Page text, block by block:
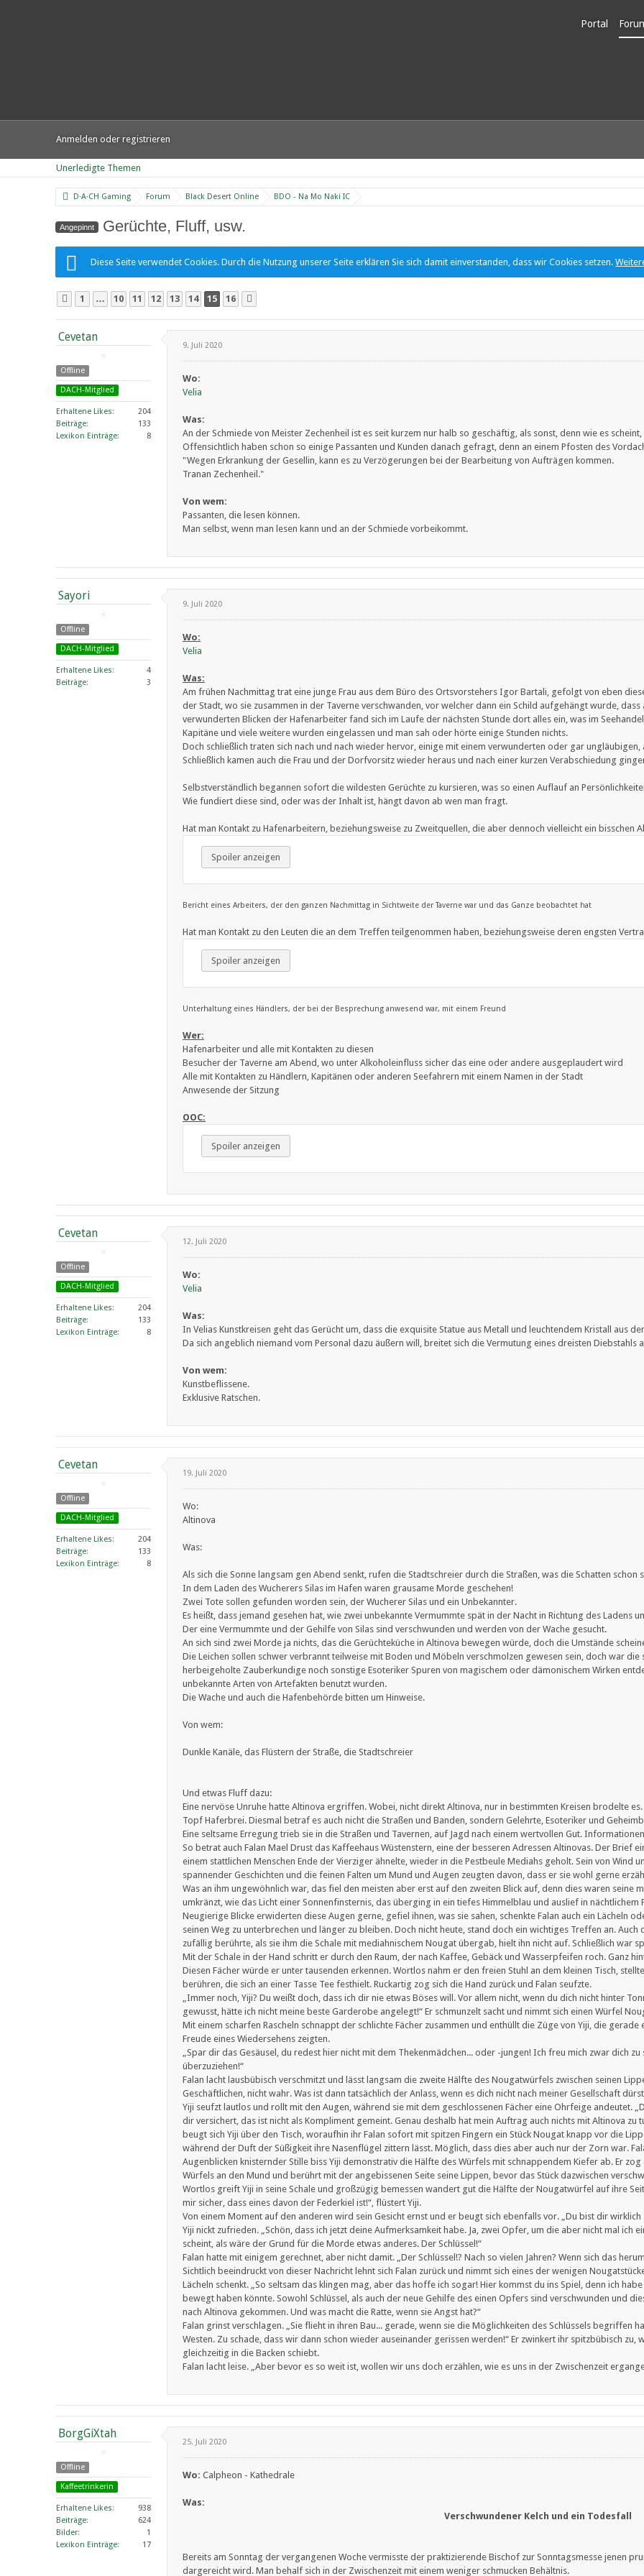
Anmelden oder registrieren
Portal
Unerledigte Themen
D·A·CH Gaming Forum Black Desert Online BDO - Na Mo Naki IC
Angepinnt Gerüchte, Fluff, usw.
Diese Seite verwendet Cookies. Durch die Nutzung unserer Seite erklären Sie sich damit einverstanden, dass wir Cookies setzen.
1 … 10 11 12 13 14 15 16
Cevetan
Offline
DACH-Mitglied
Erhaltene Likes
204
Beiträge
133
Lexikon Einträge
8
9. Juli 2020
Wo:
Velia
Was:
An der Schmiede von Meister Zechenheil ist es seit kurzem nur halb so geschäftig, als sonst, denn wie es
Offensichtlich haben schon so einige Passanten und Kunden danach gefragt, denn an einem Pfosten des
"Wegen Erkrankung der Gesellin, kann es zu Verzögerungen bei der Bearbeitung von Aufträgen kommen.
Tranan Zechenheil."
Von wem:
Passanten, die lesen können.
Man selbst, wenn man lesen kann und an der Schmiede vorbeikommt.
Sayori
Offline
DACH-Mitglied
Erhaltene Likes
4
Beiträge
3
9. Juli 2020
Wo:
Velia
Was:
Am frühen Nachmittag trat eine junge Frau aus dem Büro des Ortsvorstehers Igor Bartali, gefolgt von eben
der Stadt, wo sie zusammen in der Taverne verschwanden, vor welcher dann ein Schild aufgehängt wurde,
verwunderten Blicken der Hafenarbeiter fand sich im Laufe der nächsten Stunde dort alles ein, was im
Kapitäne und viele weitere wurden eingelassen und man sah oder hörte einige Stunden nichts.
Doch schließlich traten sich nach und nach wieder hervor, einige mit einem verwunderten oder gar
Schließlich kamen auch die Frau und der Dorfvorsitz wieder heraus und nach einer kurzen Verabschiedung
Selbstverständlich begannen sofort die wildesten Gerüchte zu kursieren, was so einen Auflauf an
Wie fundiert diese sind, oder was der Inhalt ist, hängt davon ab wen man fragt.
Hat man Kontakt zu Hafenarbeitern, beziehungsweise zu Zweitquellen, die aber dennoch vielleicht ein bisschen
Spoiler anzeigen
Bericht eines Arbeiters, der den ganzen Nachmittag in Sichtweite der Taverne war und das Ganze beobachtet hat
Hat man Kontakt zu den Leuten die an dem Treffen teilgenommen haben, beziehungsweise deren engsten
Spoiler anzeigen
Unterhaltung eines Händlers, der bei der Besprechung anwesend war, mit einem Freund
Wer:
Hafenarbeiter und alle mit Kontakten zu diesen
Besucher der Taverne am Abend, wo unter Alkoholeinfluss sicher das eine oder andere ausgeplaudert wird
Alle mit Kontakten zu Händlern, Kapitänen oder anderen Seefahrern mit einem Namen in der Stadt
Anwesende der Sitzung
OOC:
Spoiler anzeigen
Cevetan
Offline
DACH-Mitglied
Erhaltene Likes
204
Beiträge
133
Lexikon Einträge
8
12. Juli 2020
Wo:
Velia
Was:
In Velias Kunstkreisen geht das Gerücht um, dass die exquisite Statue aus Metall und leuchtendem Kristall aus
Da sich angeblich niemand vom Personal dazu äußern will, breitet sich die Vermutung eines dreisten
Von wem:
Kunstbeflissene.
Exklusive Ratschen.
Cevetan
Offline
DACH-Mitglied
Erhaltene Likes
204
Beiträge
133
Lexikon Einträge
8
19. Juli 2020
Wo:
Altinova
Was:
Als sich die Sonne langsam gen Abend senkt, rufen die Stadtschreier durch die Straßen, was die Schatten
In dem Laden des Wucherers Silas im Hafen waren grausame Morde geschehen!
Zwei Tote sollen gefunden worden sein, der Wucherer Silas und ein Unbekannter.
Es heißt, dass jemand gesehen hat, wie zwei unbekannte Vermummte spät in der Nacht in Richtung des Ladens
Der eine Vermummte und der Gehilfe von Silas sind verschwunden und werden von der Wache gesucht.
An sich sind zwei Morde ja nichts, das die Gerüchteküche in Altinova bewegen würde, doch die Umstände
Die Leichen sollen schwer verbrannt teilweise mit Boden und Möbeln verschmolzen gewesen sein, doch war
herbeigeholte Zauberkundige noch sonstige Esoteriker Spuren von magischem oder dämonischem Wirken
unbekannte Arten von Artefakten benutzt wurden.
Die Wache und auch die Hafenbehörde bitten um Hinweise.
Von wem:
Dunkle Kanäle, das Flüstern der Straße, die Stadtschreier
Und etwas Fluff dazu:
Eine nervöse Unruhe hatte Altinova ergriffen. Wobei, nicht direkt Altinova, nur in bestimmten Kreisen brodelte
Topf Haferbrei. Diesmal betraf es auch nicht die Straßen und Banden, sondern Gelehrte, Esoteriker und
Eine seltsame Erregung trieb sie in die Straßen und Tavernen, auf Jagd nach einem wertvollen Gut.
So betrat auch Falan Mael Drust das Kaffeehaus Wüstenstern, eine der besseren Adressen Altinovas. Der Brief
einem stattlichen Menschen Ende der Vierziger ähnelte, wieder in die Pestbeule Mediahs geholt. Sein von Wind
spannender Geschichten und die feinen Falten um Mund und Augen zeugten davon, dass er sie wohl gerne
Was an ihm ungewöhnlich war, das fiel den meisten aber erst auf den zweiten Blick auf, denn dies waren seine
umkränzt, wie das Licht einer Sonnenfinsternis, das überging in ein tiefes Himmelblau und auslief in nächtlichem
Neugierige Blicke erwiderten diese Augen gerne, gefiel ihnen, was sie sahen, schenkte Falan auch ein Lächeln
seinen Weg zu unterbrechen und länger zu bleiben. Doch nicht heute, stand doch ein wichtiges Treffen an.
zufällig berührte, als sie ihm die Schale mit mediahnischem Nougat übergab, hielt ihn nicht auf. Schließlich war
Mit der Schale in der Hand schritt er durch den Raum, der nach Kaffee, Gebäck und Wasserpfeifen roch. Ganz
Diesen Fächer würde er unter tausenden erkennen. Wortlos nahm er den freien Stuhl an dem kleinen Tisch,
berühren, die sich an einer Tasse Tee festhielt. Ruckartig zog sich die Hand zurück und Falan seufzte.
„Immer noch, Yiji? Du weißt doch, dass ich dir nie etwas Böses will. Vor allem nicht, wenn du dich nicht hinter
gewusst, hätte ich nicht meine beste Garderobe angelegt!“ Er schmunzelt sacht und nimmt sich einen Würfel
Mit einem scharfen Rascheln schnappt der schlichte Fächer zusammen und enthüllt die Züge von Yiji, die
Freude eines Wiedersehens zeigten.
„Spar dir das Gesäusel, du redest hier nicht mit dem Thekenmädchen... oder -jungen! Ich freu mich zwar dich
überzuziehen!“
Falan lacht lausbübisch verschmitzt und lässt langsam die zweite Hälfte des Nougatwürfels zwischen seinen
Geschäftlichen, nicht wahr. Was ist dann tatsächlich der Anlass, wenn es dich nicht nach meiner Gesellschaft
Yiji seufzt lautlos und rollt mit den Augen, während sie mit dem geschlossenen Fächer eine Ohrfeige andeutet.
dir versichert, das ist nicht als Kompliment gemeint. Genau deshalb hat mein Auftrag auch nichts mit Altinova
beugt sich Yiji über den Tisch, woraufhin ihr Falan sofort mit spitzen Fingern ein Stück Nougat knapp vor die
während der Duft der Süßigkeit ihre Nasenflügel zittern lässt. Möglich, dass dies aber auch nur der Zorn war.
Augenblicken knisternder Stille biss Yiji demonstrativ die Hälfte des Würfels mit schnappendem Kiefer ab. Er
Würfels an den Mund und berührt mit der angebissenen Seite seine Lippen, bevor das Stück dazwischen
Wortlos greift Yiji in seine Schale und großzügig bemessen wandert gut die Hälfte der Nougatwürfel auf ihre
mir sicher, dass eines davon der Federkiel ist!“, flüstert Yiji.
Von einem Moment auf den anderen wird sein Gesicht ernst und er beugt sich ebenfalls vor. „Du bist dir wirklich
Yiji nickt zufrieden. „Schön, dass ich jetzt deine Aufmerksamkeit habe. Ja, zwei Opfer, um die aber nicht mal ich
scheint, als wäre der Grund für die Morde etwas anderes. Der Schlüssel!“
Falan hatte mit einigem gerechnet, aber nicht damit. „Der Schlüssel!? Nach so vielen Jahren? Wenn sich das
Sichtlich beeindruckt von dieser Nachricht lehnt sich Falan zurück und nimmt sich eines der wenigen
Lächeln schenkt. „So seltsam das klingen mag, aber das hoffe ich sogar! Hier kommst du ins Spiel, denn ich
bewegt haben könnte. Sowohl Schlüssel, als auch der neue Gehilfe des einen Opfers sind verschwunden und
nach Altinova gekommen. Und was macht die Ratte, wenn sie Angst hat?“
Falan grinst verschlagen. „Sie flieht in ihren Bau... gerade, wenn sie die Möglichkeiten des Schlüssels begriffen
Westen. Zu schade, dass wir dann schon wieder auseinander gerissen werden!“ Er zwinkert ihr spitzbübisch
gleichzeitig in die Backen schiebt.
Falan lacht leise. „Aber bevor es so weit ist, wollen wir uns doch erzählen, wie es uns in der Zwischenzeit
BorgGiXtah
Offline
Kaffeetrinkerin
Erhaltene Likes
938
Beiträge
624
Bilder
1
Lexikon Einträge
17
25. Juli 2020
Wo: Calpheon - Kathedrale
Was:
Verschwundener Kelch und ein Todesfall
Bereits am Sonntag der vergangenen Woche vermisste der praktizierende Bischof zur Sonntagsmesse jenen
dargereicht wird. Man behalf sich in der Zwischenzeit mit einem weniger schmucken Behältnis.